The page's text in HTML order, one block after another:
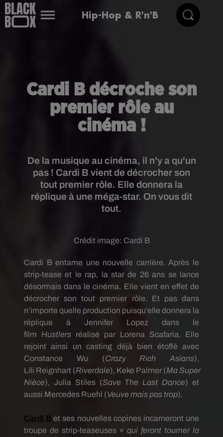
Hip-Hop & R'n'B
Cardi B décroche son
premier rôle au
cinéma !
De la musique au cinéma, il n'y a qu'un
pas ! Cardi B vient de décrocher son
tout premier rôle. Elle donnera la
réplique à une méga-star. On vous dit
tout.
Crédit image: Cardi B
Cardi B entame une nouvelle carrière. Après le
strip-tease et le rap, la star de 26 ans se lance
désormais dans le cinéma. Elle vient en effet de
décrocher son tout premier rôle.
Et pas dans
n’importe quelle production puisqu’elle donnera la
réplique à Jennifer Lopez dans le
film
Hustlers réalisé par Lorena Scafaria.
Elle
rejoint ainsi un casting déjà bien étoffé avec
Constance Wu
(Crazy Rich Asians),
Lili Reignhart (Riverdale), Keke Palmer (MaSuper
Nièce), Julia Stiles (Save The Last Dance) et
aussi Mercedes Ruehl (Veuve mais pas trop).
Cardi B et ses nouvelles copines incarneront une
troupe de strip-teaseuses « qui feront tourner la